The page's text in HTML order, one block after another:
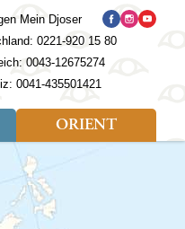
Mein Djoser
0221-920 15 80
0043-12675274
0041-435501421
ORIENT
Ägypten
Israel
Jordanien